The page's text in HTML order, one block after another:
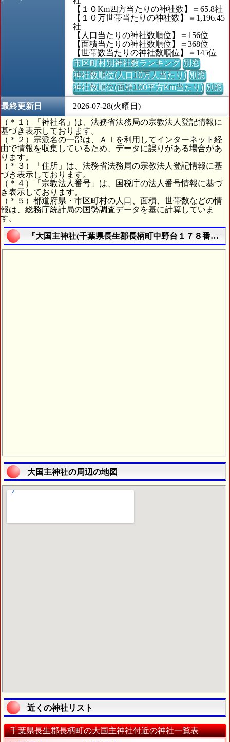
【１０Km四方当たりの神社数】＝65.8社
【１０万世帯当たりの神社数】＝1,196.45
社
【人口当たりの神社数順位】＝156位
【面積当たりの神社数順位】＝368位
【世帯数当たりの神社数順位】＝145位
市区町村別神社数ランキング 別窓
神社数順位(人口10万人当たり) 別窓
神社数順位(面積100平方Km当たり) 別窓
最終更新日
2026-07-28(火曜日)
（＊１）「神社名」は、法務省法務局の宗教法人登記情報に
基づき表示しております。
（＊２）宗派名の一部は、ＡＩを利用してインターネット経
由で情報を収集しているため、データに誤りがある場合があ
ります。
（＊３）「住所」は、法務省法務局の宗教法人登記情報に基
づき表示しております。
（＊４）「宗教法人番号」は、国税庁の法人番号情報に基づ
き表示しております。
（＊５）都道府県・市区町村の人口、面積、世帯数などの情
報は、総務庁統計局の国勢調査データを基に計算していま
す。
『大国主神社(千葉県長生郡長柄町中野台１７８番地)
大国主神社の周辺の地図
近くの神社リスト
千葉県長生郡長柄町の大国主神社付近の神社一覧表